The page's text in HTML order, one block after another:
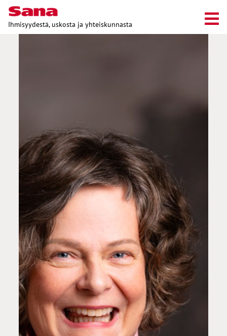
Ihmisyydestä, uskosta ja yhteiskunnasta